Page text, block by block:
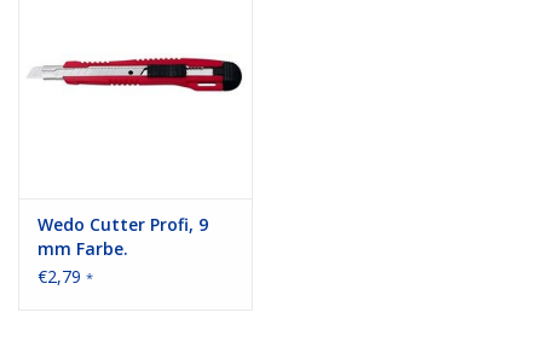
Wedo Cutter Profi, 9
mm Farbe.
rot/schwarz
€2,79 *